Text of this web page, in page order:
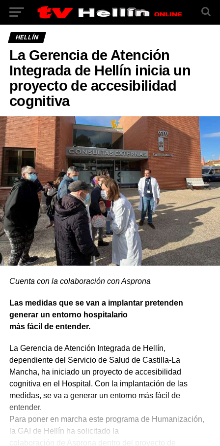
HELLÍN
La Gerencia de Atención
Integrada de Hellín inicia un
proyecto de accesibilidad
cognitiva
Cuenta con la colaboración con Asprona
Las medidas que se van a implantar pretenden
generar un entorno hospitalario
más fácil de entender.
La Gerencia de Atención Integrada de Hellín,
dependiente del Servicio de Salud de Castilla-La
Mancha, ha iniciado un proyecto de accesibilidad
cognitiva en el Hospital. Con la implantación de las
medidas, se va a generar un entorno más fácil de
entender.
Para poner en marcha este programa de Humanización,
la GAI de Hellín ha solicitado la